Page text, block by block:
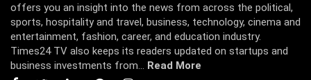
offers you an insight into the news from across the political,
sports, hospitality and travel, business, technology, cinema and
entertainment, fashion, career, and education industry.
Times24 TV also keeps its readers updated on startups and
business investments from... Read More